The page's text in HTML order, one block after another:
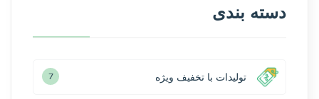
دسته بندی
تولیدات با تخفیف ویژه 7